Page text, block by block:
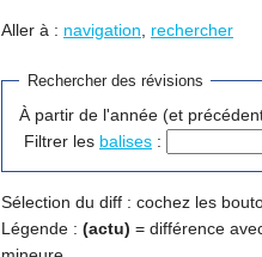
Aller à : navigation, rechercher
Rechercher des révisions
À partir de l'année (et
Filtrer les balises :
Sélection du diff : cochez les
Légende : (actu) = différence